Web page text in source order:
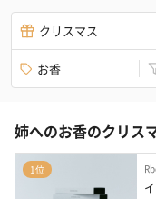
クリスマス
お香
姉へのお香のクリス
1位